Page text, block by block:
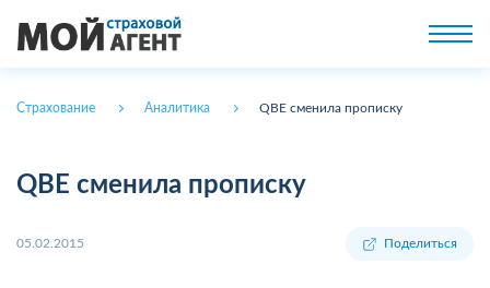
Страхование Аналитика QBE сменила прописку
QBE сменила прописку
05.02.2015 Поделиться